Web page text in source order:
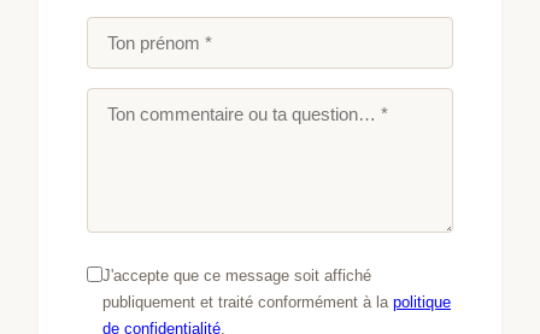
J'accepte que ce message soit affiché
publiquement et traité conformément à la politique
de confidentialité